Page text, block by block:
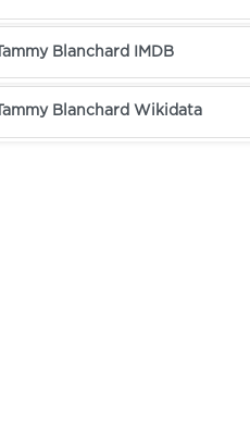
Tammy Blanchard IMDB
Tammy Blanchard Wikidata